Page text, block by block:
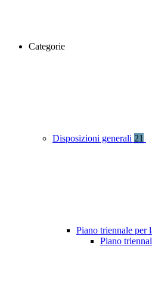
Categorie
Disposizioni generali 21
Piano triennale per
Piano